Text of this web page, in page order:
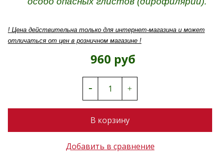
! Цена действительна только для интернет-магазина и может
отличаться от цен в розничном магазине !
960 руб
В корзину
Добавить в сравнение